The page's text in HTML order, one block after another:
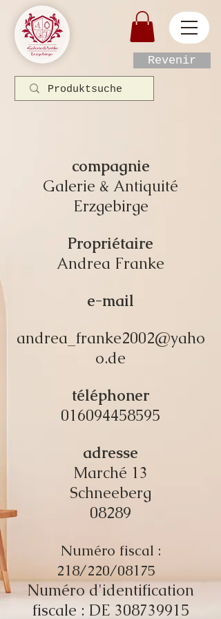
Revenir
compagnie
Galerie & Antiquité
Erzgebirge
Propriétaire
Andrea Franke
e-mail
andrea_franke2002@yaho
o.de
téléphoner
016094458595
adresse
Marché 13
Schneeberg
08289
Numéro fiscal :
218/220/08175
Numéro d'identification
fiscale : DE 308739915